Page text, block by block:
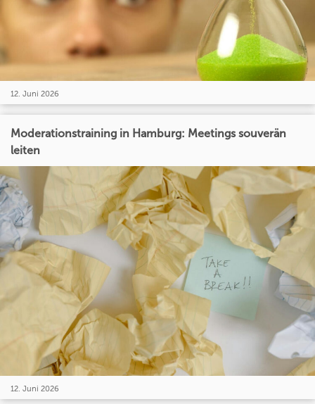
12. Juni 2026
Moderationstraining in Hamburg: Meetings souverän
leiten
12. Juni 2026